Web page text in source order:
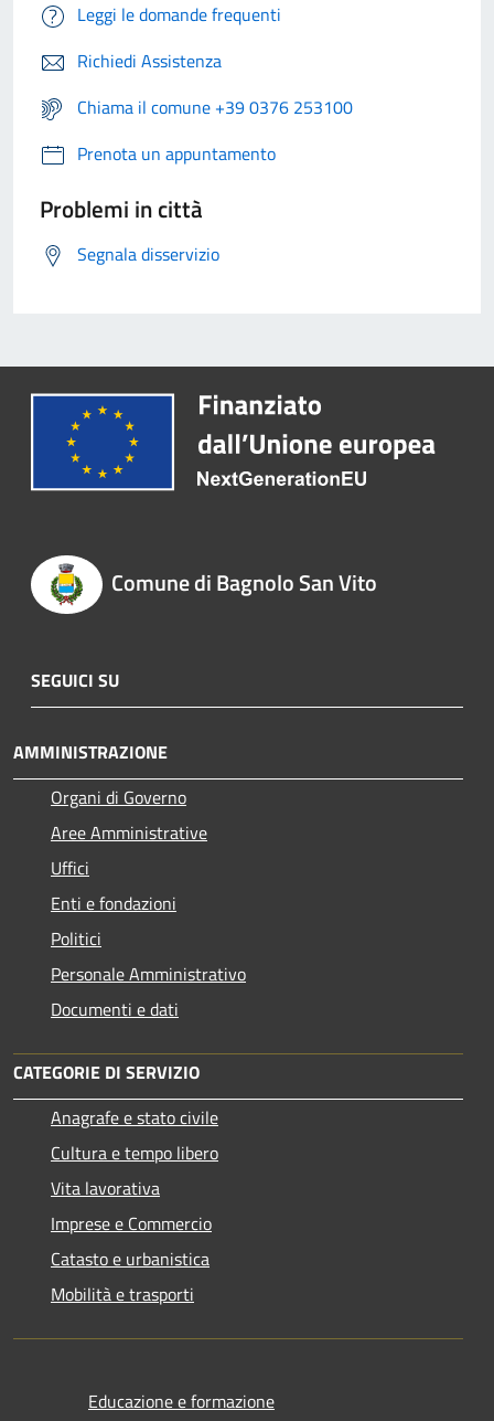
Leggi le domande frequenti
Richiedi Assistenza
Chiama il comune +39 0376 253100
Prenota un appuntamento
Problemi in città
Segnala disservizio
Comune di Bagnolo San Vito
SEGUICI SU
AMMINISTRAZIONE
Organi di Governo
Aree Amministrative
Uffici
Enti e fondazioni
Politici
Personale Amministrativo
Documenti e dati
CATEGORIE DI SERVIZIO
Anagrafe e stato civile
Cultura e tempo libero
Vita lavorativa
Imprese e Commercio
Catasto e urbanistica
Mobilità e trasporti
Educazione e formazione